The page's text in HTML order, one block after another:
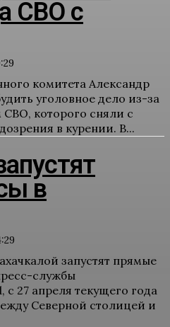
СВО с
комитета Александр
уголовное дело из-за
которого сняли с
в курении. В...
в
запустят прямые
службы
27 апреля текущего года
Северной столицей и